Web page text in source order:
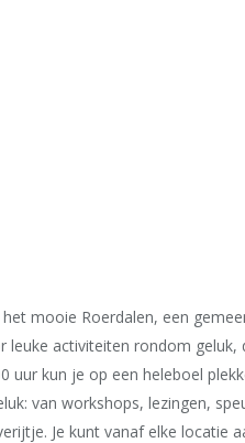
mooie Roerdalen, een
activiteiten rondom geluk,
uur kun je op een heleboel
van workshops, lezingen,
Je kunt vanaf elke locatie